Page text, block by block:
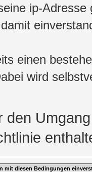
ip-Adresse
einen
wird
den